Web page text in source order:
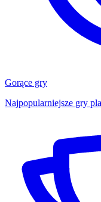
Gorące gry
Najpopularniejsze gry